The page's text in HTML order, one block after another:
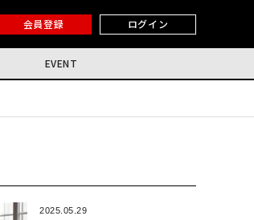
会員登録 ログイン
EVENT
2025.05.29